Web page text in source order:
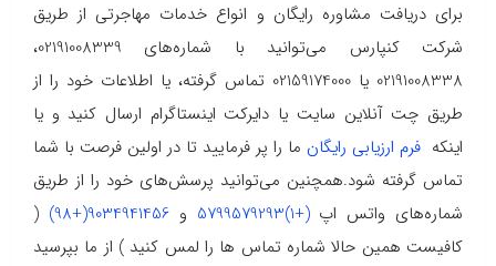
برای دریافت مشاوره رایگان و انواع خدمات مهاجرتی از طریق
شرکت کنپارس می‌توانید با شماره‌های 02191008339،
02191008338 یا 02159174000 تماس گرفته، یا اطلاعات خود را از
طریق چت آنلاین سایت یا دایرکت اینستاگرام ارسال کنید و یا
اینکه فرم ارزیابی رایگان ما را پر فرمایید تا در اولین فرصت با شما
تماس گرفته شود.همچنین می‌توانید پرسش‌های خود را از طریق
شماره‌های واتس اپ(+1)5799579293 و9034941456(+98)
(
کافیست همین حالا شماره تماس ها را لمس کنید ) از ما بپرسید